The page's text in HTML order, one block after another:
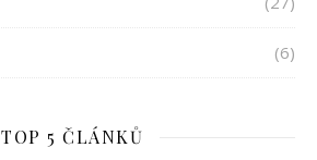
(6)
TOP 5 ČLÁNKŮ